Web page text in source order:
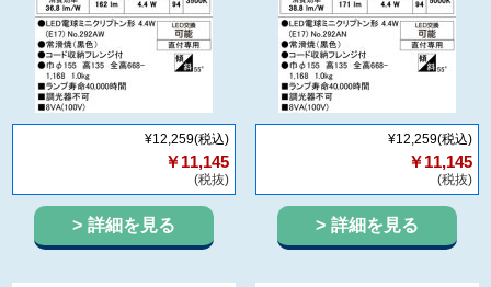
¥12,259(税込)
￥11,145
(税抜)
詳細を見る
¥12,259(税込)
￥11,145
(税抜)
詳細を見る